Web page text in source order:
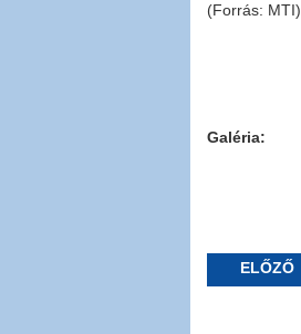
(Forrás: MTI)
Galéria:
ELŐZŐ